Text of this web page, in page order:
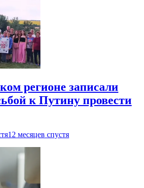
регионе записали
к Путину провести
12 месяцев спустя